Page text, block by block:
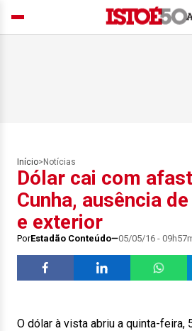
Início> Notícias
Dólar cai com
Cunha, ausência
e exterior
PorEstadão Conteúdo 05/05/16 -
O dólar à vista abriu a quinta-feira,